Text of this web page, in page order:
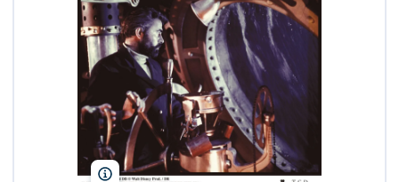
Walt Disney Prod/DR/TCD